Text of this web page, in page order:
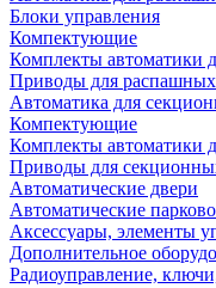
Блоки управления
Компектующие
Комплекты автоматики
Приводы для распашных
Автоматика для
Компектующие
Комплекты автоматики
Приводы для
Автоматические двери
Автоматические
Аксессуары, элементы
Дополнительное
Радиоуправление,